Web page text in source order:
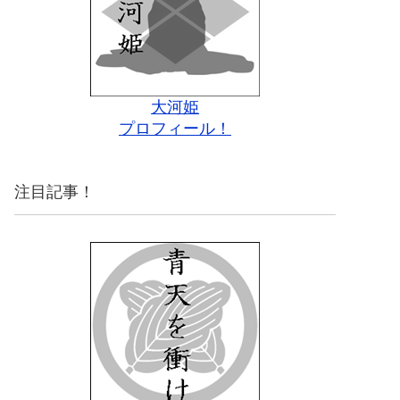
大河姫
プロフィール！
注目記事！